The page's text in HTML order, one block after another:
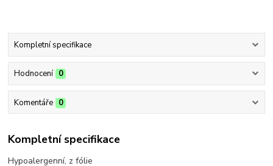
Kompletní specifikace
Hodnocení 0
Komentáře 0
Kompletní specifikace
Hypoalergenní, z fólie